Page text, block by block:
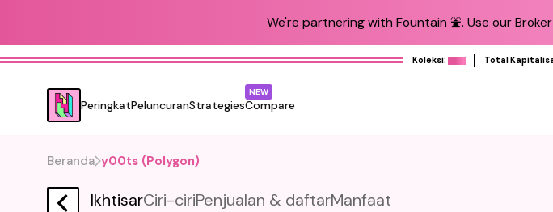
We're partnering with Fountain ⛲️. Use our
Koleksi: Total
PeringkatPeluncuranStrategiesCompare
NEW
Beranda y00ts (Polygon)
IkhtisarCiri-ciriPenjualan & daftarManfaat